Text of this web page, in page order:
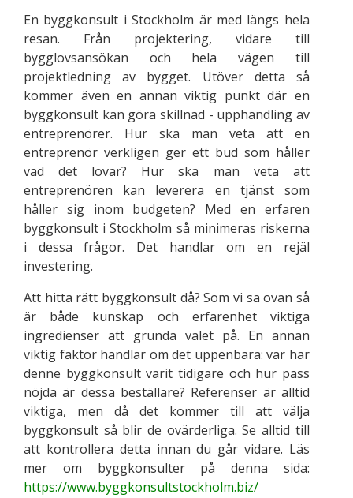
En byggkonsult i Stockholm är med längs hela
resan. Från projektering, vidare till
bygglovsansökan och hela vägen till
projektledning av bygget. Utöver detta så
kommer även en annan viktig punkt där en
byggkonsult kan göra skillnad - upphandling av
entreprenörer. Hur ska man veta att en
entreprenör verkligen ger ett bud som håller
vad det lovar? Hur ska man veta att
entreprenören kan leverera en tjänst som
håller sig inom budgeten? Med en erfaren
byggkonsult i Stockholm så minimeras riskerna
i dessa frågor. Det handlar om en rejäl
investering.
Att hitta rätt byggkonsult då? Som vi sa ovan så
är både kunskap och erfarenhet viktiga
ingredienser att grunda valet på. En annan
viktig faktor handlar om det uppenbara: var har
denne byggkonsult varit tidigare och hur pass
nöjda är dessa beställare? Referenser är alltid
viktiga, men då det kommer till att välja
byggkonsult så blir de ovärderliga. Se alltid till
att kontrollera detta innan du går vidare. Läs
mer om byggkonsulter på denna sida:
https://www.byggkonsultstockholm.biz/